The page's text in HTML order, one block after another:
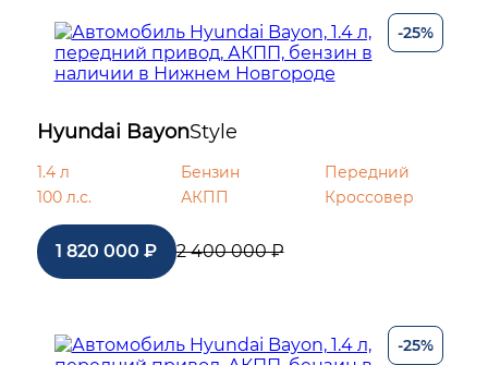
-25%
Hyundai BayonStyle
1.4 л Бензин
Передний
100 л.с.
АКПП Кроссовер
1 820 000 ₽ 2 400 000 ₽
-25%